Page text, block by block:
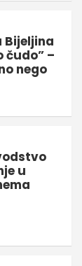
Bijeljina
čudo” –
nego
u